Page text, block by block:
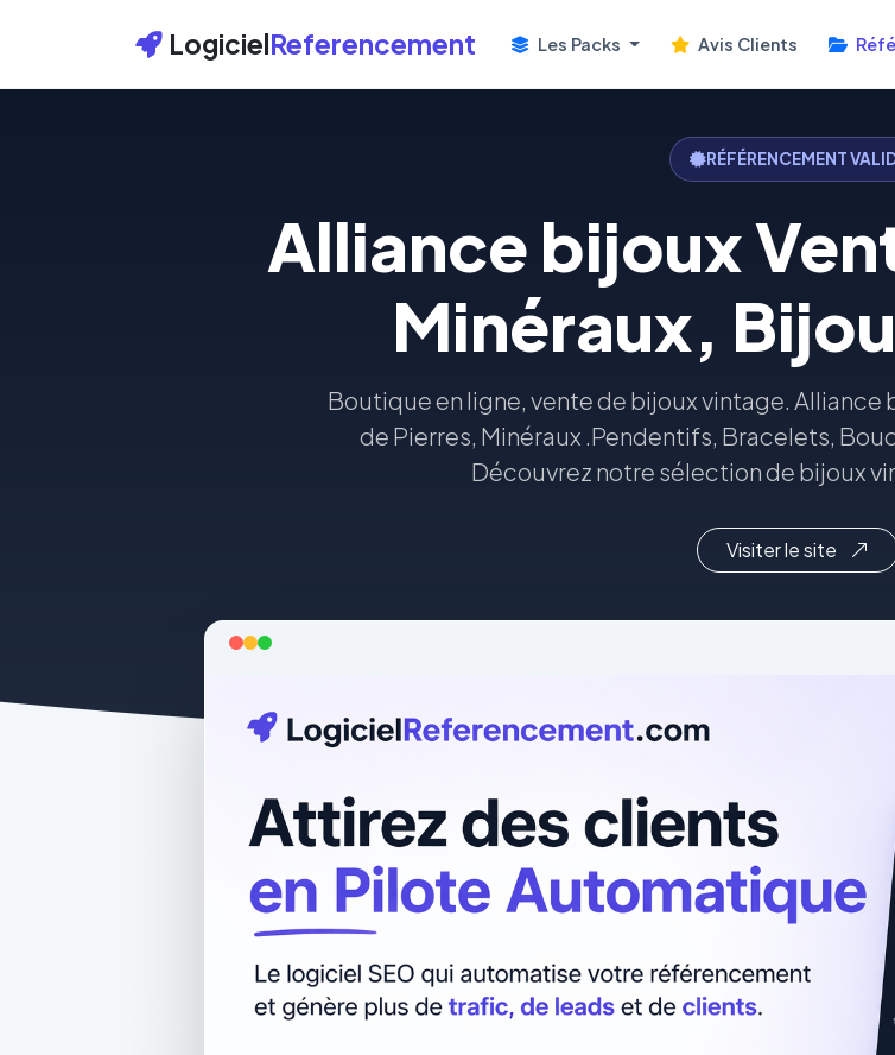
LogicielReferencement Les Packs Avis Clients
RÉFÉRENCEMENT
Alliance bijoux
Minéraux,
Boutique en ligne, vente de bijoux vintage. Alliance
de Pierres, Minéraux .Pendentifs, Bracelets,
Découvrez notre sélection de bijoux
Visiter le site